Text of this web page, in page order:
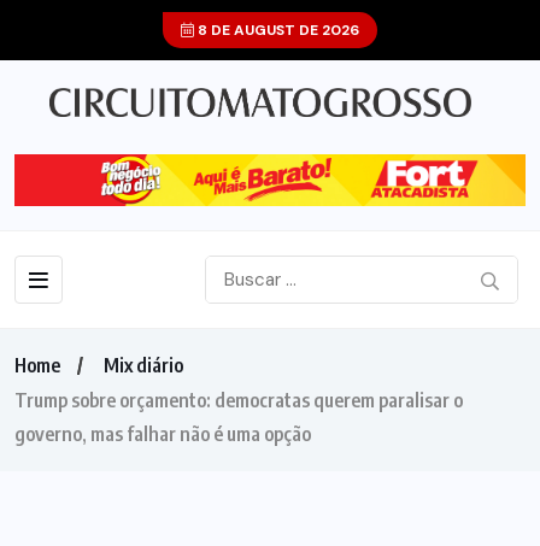
8 DE AUGUST DE 2026
Home
Mix diário
Trump sobre orçamento: democratas querem paralisar o
governo, mas falhar não é uma opção